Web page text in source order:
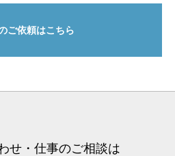
ご依頼はこちら
せ・仕事のご相談は